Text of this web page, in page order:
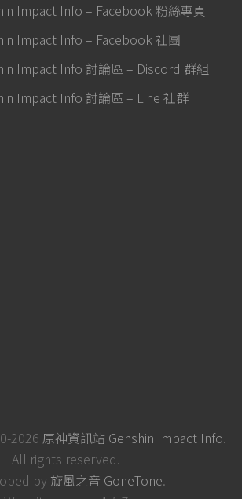
Impact Info – Facebook 粉絲專頁
Impact Info – Facebook 社團
Impact Info 討論區 – Discord 群組
Impact Info 討論區 – Line 社群
2026 原神資訊站 Genshin Impact Info.
All rights reserved.
by 旋風之音 GoneTone.